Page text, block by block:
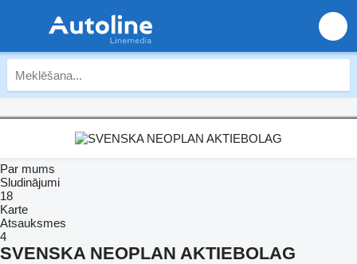
Par mums
Sludinājumi
18
Karte
Atsauksmes
4
SVENSKA NEOPLAN AKTIEBOLAG